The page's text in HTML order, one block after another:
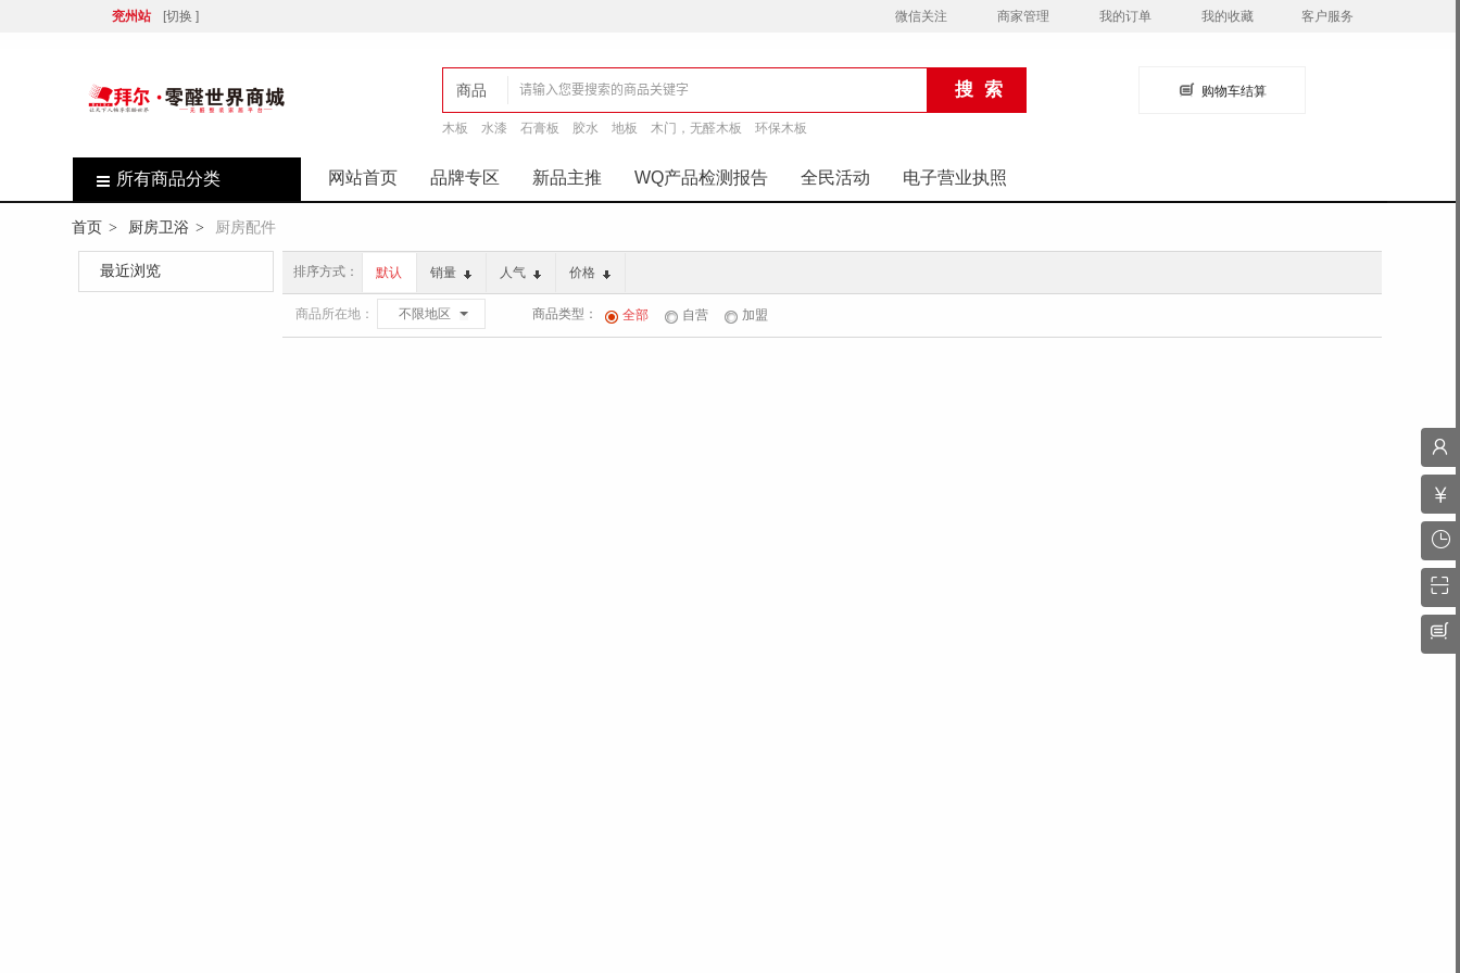
兖州站 [切换 ] 微信关注 商家管理 我的订单 我的收藏 客户服务
商品
店铺
木板 水漆 石膏板 胶水 地板 木门，无醛木板 环保木板
购物车结算
所有商品分类 网站首页 品牌专区 新品主推 WQ产品检测报告 全民活动 电子营业执照
首页 > 厨房卫浴 > 厨房配件
最近浏览 排序方式： 默认 销量 人气 价格
商品所在地： 不限地区 商品类型： 全部 自营 加盟